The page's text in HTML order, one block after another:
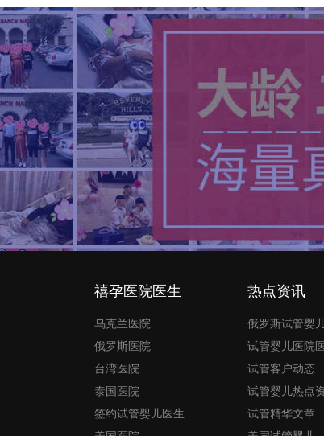
禧孕医院医生
乌克兰医院
俄罗斯医院
台湾医院
泰国医院
签约试管婴儿医生
热点资讯
俄罗斯试管婴
试管婴儿医院
试管客户动态
试管婴儿热点
试管精华文章